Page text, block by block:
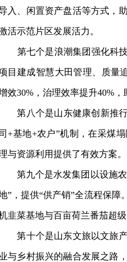
入、闲置资产盘活等方式，
活示范片区发展活力。
第七个是浪潮集团强化科技
目建成智慧大田管理、质量
效30%，治理效率提升40%
第八个是山东健康创新推行
+基地+农户”机制，在采煤
与资源利用提供了有效方案。
第九个是水发集团以设施农
”，提供“供产销”全流程保
韭菜基地与百亩荷兰番茄超
第十个是山东文旅以文旅产
与乡村振兴的融合发展之路